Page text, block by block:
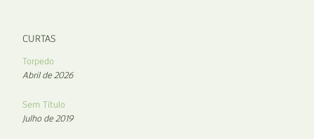
CURTAS
Torpedo
Abril de 2026
Sem Título
Julho de 2019